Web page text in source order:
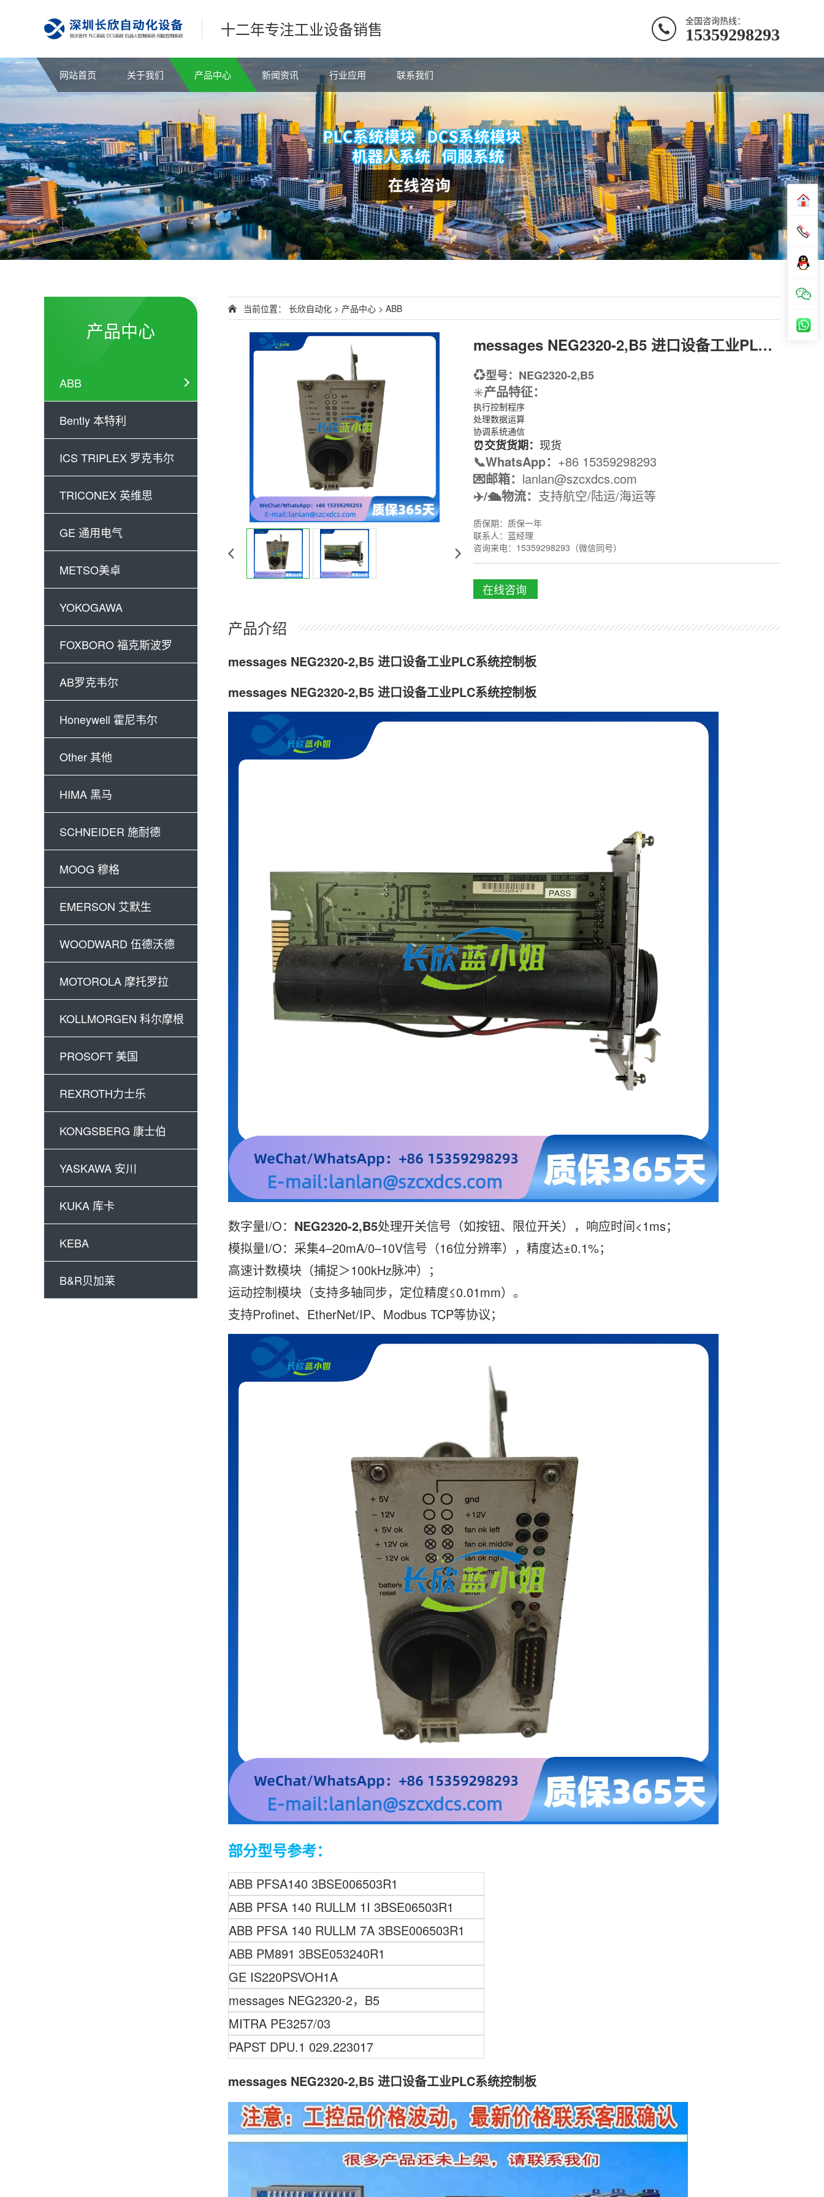
十二年专注工业设备销售 全国咨询热线：
15359298293
网站首页 关于我们 产品中心 新闻资讯 行业应用 联系我们
产品中心
ABB
Bently 本特利
ICS TRIPLEX 罗克韦尔
TRICONEX 英维思
GE 通用电气
METSO美卓
YOKOGAWA
FOXBORO 福克斯波罗
AB罗克韦尔
Honeywell 霍尼韦尔
Other 其他
HIMA 黑马
SCHNEIDER 施耐德
MOOG 穆格
EMERSON 艾默生
WOODWARD 伍德沃德
MOTOROLA 摩托罗拉
KOLLMORGEN 科尔摩根
PROSOFT 美国
REXROTH力士乐
KONGSBERG 康士伯
YASKAWA 安川
KUKA 库卡
KEBA
B&R贝加莱
当前位置： 长欣自动化 > 产品中心 > ABB
messages NEG2320-2,B5 进口设备工业PLC系统控制板
♻️型号：NEG2320-2,B5
✳️产品特征：
执行控制程序
处理数据运算
协调系统通信
⏰交货货期： 现货
📞WhatsApp： +86 15359298293
💌邮箱： lanlan@szcxdcs.com
✈️/🛳️物流： 支持航空/陆运/海运等
质保期：质保一年
联系人：蓝经理
咨询来电：15359298293（微信同号）
在线咨询
产品介绍
messages NEG2320-2,B5 进口设备工业PLC系统控制板
messages NEG2320-2,B5 进口设备工业PLC系统控制板
数字量I/O‌： NEG2320-2,B5处理开关信号（如按钮、限位开关），响应时间<1ms；
‌模拟量I/O‌：采集4–20mA/0–10V信号（16位分辨率），精度达±0.1%；
高速计数模块（捕捉＞100kHz脉冲）；
运动控制模块（支持多轴同步，定位精度≤0.01mm）。
支持Profinet、EtherNet/IP、Modbus TCP等协议；
部分型号参考：
ABB PFSA140 3BSE006503R1
ABB PFSA 140 RULLM 1I 3BSE06503R1
ABB PFSA 140 RULLM 7A 3BSE006503R1
ABB PM891 3BSE053240R1
GE IS220PSVOH1A
messages NEG2320-2，B5
MITRA PE3257/03
PAPST DPU.1 029.223017
messages NEG2320-2,B5 进口设备工业PLC系统控制板